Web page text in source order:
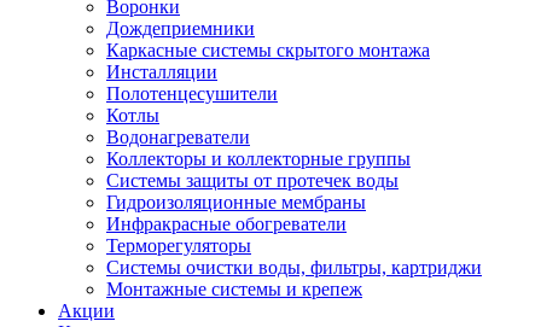
Воронки
Дождеприемники
Каркасные системы скрытого монтажа
Инсталляции
Полотенцесушители
Котлы
Водонагреватели
Коллекторы и коллекторные группы
Системы защиты от протечек воды
Гидроизоляционные мембраны
Инфракрасные обогреватели
Терморегуляторы
Системы очистки воды, фильтры, картриджи
Монтажные системы и крепеж
Акции